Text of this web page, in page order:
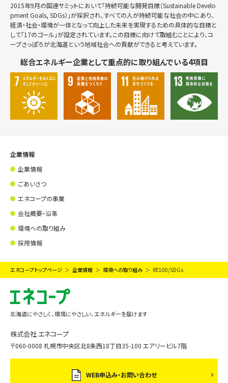
2015年9月の国連サミットにおいて「持続可能な開発目標（Sustainable Develo
pment Goals, SDGs）」が採択され、すべての人が持続可能な社会の中にあり、
経済・社会・環境が一体となって向上した未来を実現するための具体的な目標と
して「17のゴール」が設定されています。この目標に向けて取組むことにより、コ
ープさっぽろが北海道という地域社会への貢献ができると考えています。
総合エネルギー企業として重点的に取り組んでいる4項目
企業情報
企業情報
ごあいさつ
エネコープの事業
会社概要・沿革
環境への取り組み
採用情報
エネコープトップページ 企業情報 環境への取り組み RE100/SDGs
北海道にやさしく、環境にやさしい、エネルギーを届けます
株式会社 エネコープ
〒060-0008 札幌市中央区北8条西18丁目35-100 エアリービル7階
WEB申込み・お問い合わせ